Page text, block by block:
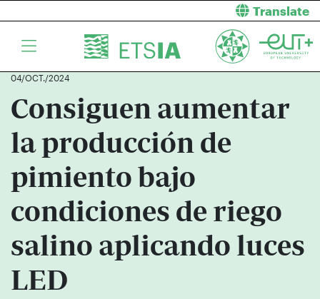
Translate
04/OCT./2024
Consiguen aumentar
la producción de
pimiento bajo
condiciones de riego
salino aplicando luces
LED